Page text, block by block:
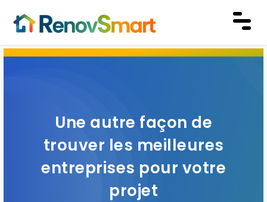
Une autre façon de
trouver les meilleures
entreprises pour votre
projet